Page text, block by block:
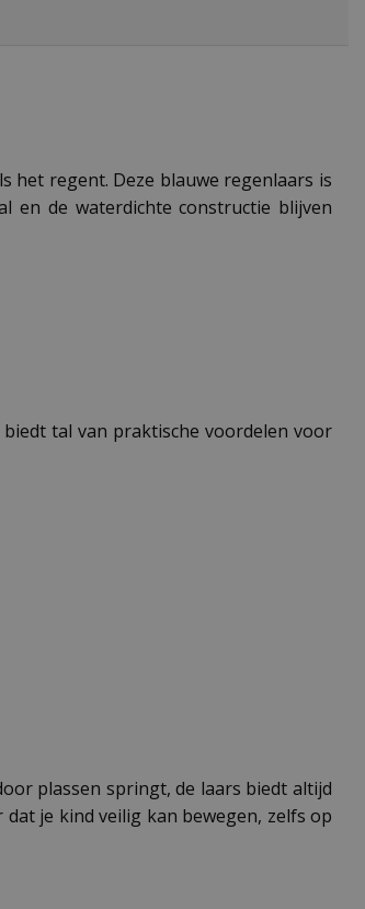
het regent. Deze blauwe regenlaars is
en de waterdichte constructie blijven
tal van praktische voordelen voor
plassen springt, de laars biedt altijd
je kind veilig kan bewegen, zelfs op